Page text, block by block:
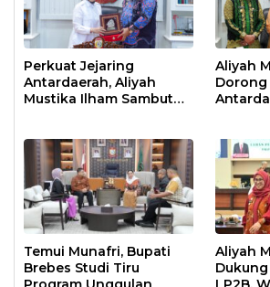
Perkuat Jejaring
Antardaerah, Aliyah
Mustika Ilham Sambut
Aliyah
Dorong
Temui Munafri, Bupati
Brebes Studi Tiru
Aliyah